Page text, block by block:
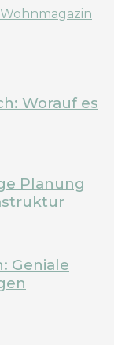
Worauf es
Planung
Geniale